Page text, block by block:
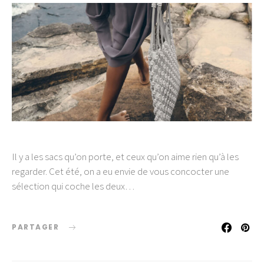
Il y a les sacs qu’on porte, et ceux qu’on aime rien qu’à les
regarder. Cet été, on a eu envie de vous concocter une
sélection qui coche les deux…
PARTAGER